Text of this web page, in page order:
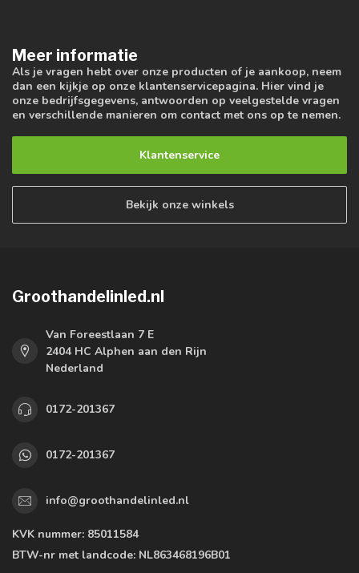
Meer informatie
Als je vragen hebt over onze producten of je aankoop, neem
dan een kijkje op onze klantenservicepagina. Hier vind je
onze bedrijfsgegevens, antwoorden op veelgestelde vragen
en verschillende manieren om contact met ons op te nemen.
Klantenservice
Bekijk onze winkels
Groothandelinled.nl
Van Foreestlaan 7 E
2404 HC Alphen aan den Rijn
Nederland
0172-201367
0172-201367
info@groothandelinled.nl
KVK nummer: 85011584
BTW-nr met landcode: NL863468196B01